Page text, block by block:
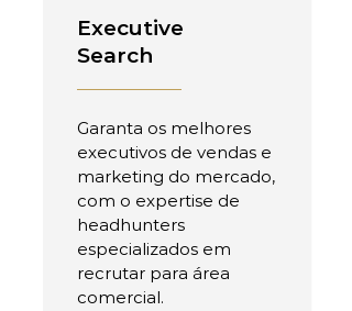
Executive
Search
Garanta os melhores
executivos de vendas e
marketing do mercado,
com o expertise de
headhunters
especializados em
recrutar para área
comercial.